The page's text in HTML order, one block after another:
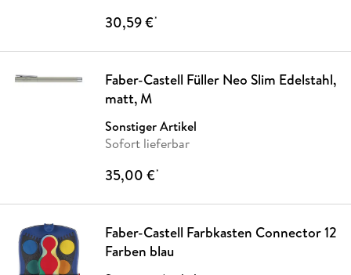
30,59 €*
Faber-Castell Füller Neo Slim Edelstahl,
matt, M
Sonstiger Artikel
Sofort lieferbar
35,00 €*
Faber-Castell Farbkasten Connector 12
Farben blau